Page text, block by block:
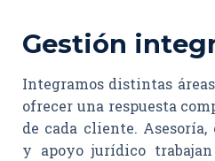
Gestión
Integramos distintas
ofrecer una respuesta
de cada cliente.
y apoyo jurídico